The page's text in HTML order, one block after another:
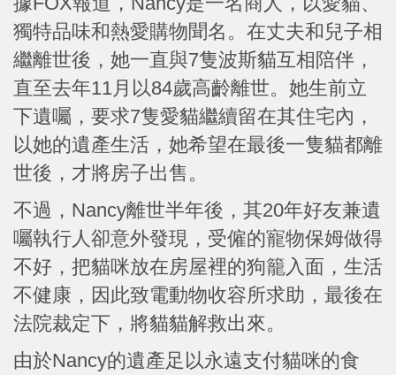
獨特品味和熱愛購物聞名。在丈夫和兒子相
繼離世後，她一直與7隻波斯貓互相陪伴，
直至去年11月以84歲高齡離世。她生前立
下遺囑，要求7隻愛貓繼續留在其住宅內，
以她的遺產生活，她希望在最後一隻貓都離
世後，才將房子出售。
不過，Nancy離世半年後，其20年好友兼遺
囑執行人卻意外發現，受僱的寵物保姆做得
不好，把貓咪放在房屋裡的狗籠入面，生活
不健康，因此致電動物收容所求助，最後在
法院裁定下，將貓貓解救出來。
由於Nancy的遺產足以永遠支付貓咪的食